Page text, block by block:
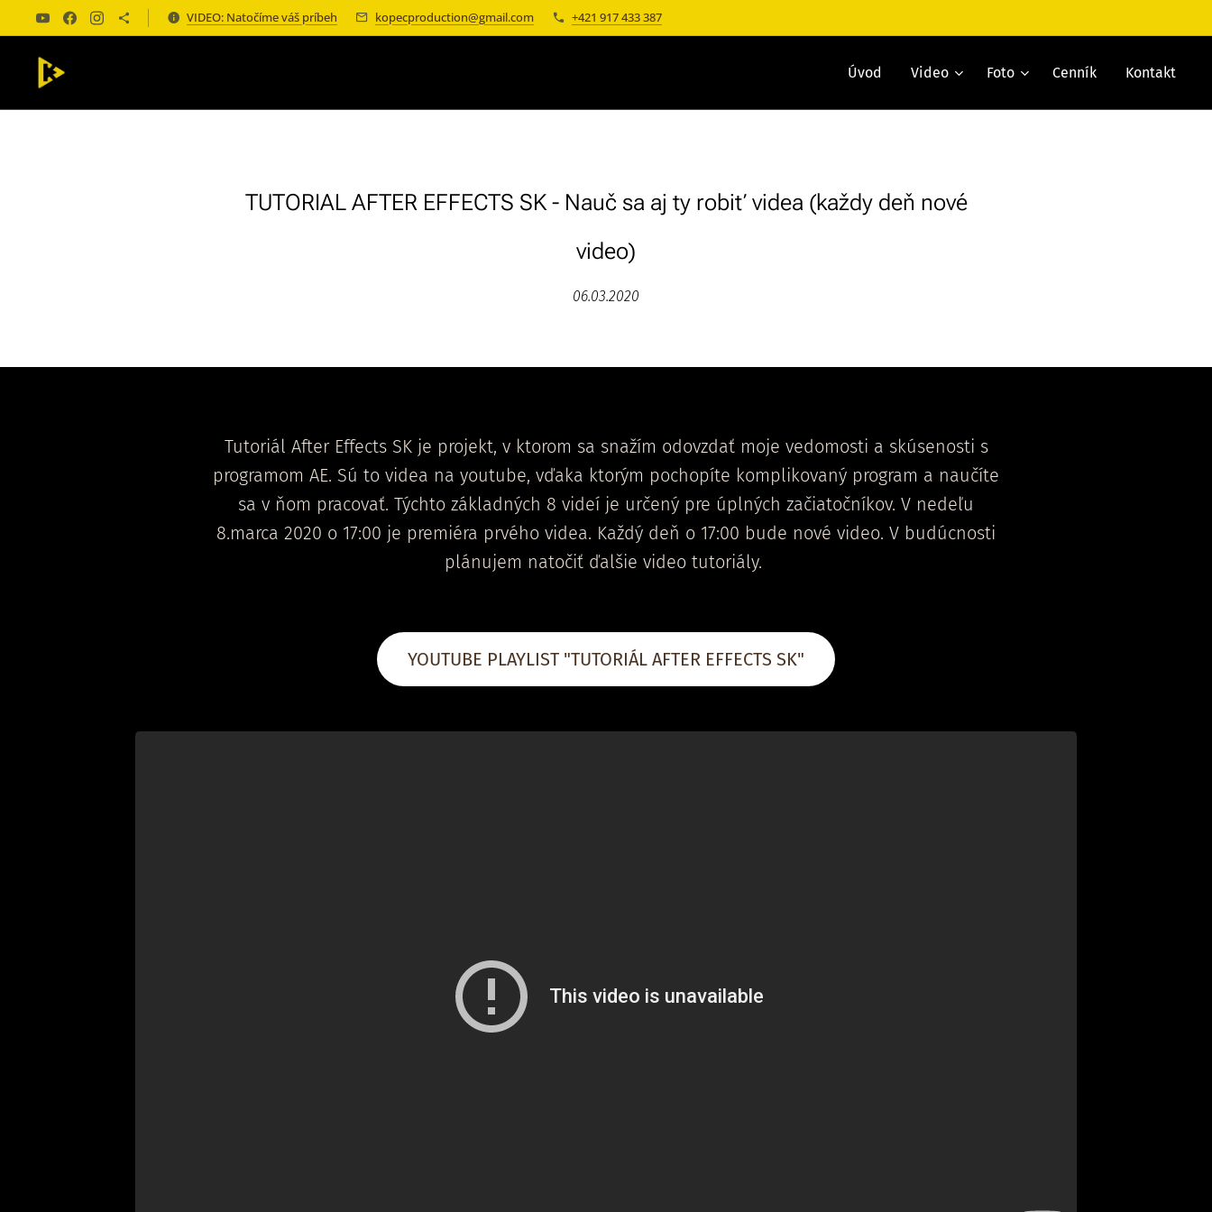
VIDEO: Natočíme váš príbeh kopecproduction@gmail.com +421 917 433 387
Úvod Video Foto Cenník Kontakt
TUTORIAL AFTER EFFECTS SK - Nauč sa aj ty robiť videa (každy deň nové
video)
06.03.2020
Tutoriál After Effects SK je projekt, v ktorom sa snažím odovzdať moje vedomosti a skúsenosti s
programom AE. Sú to videa na youtube, vďaka ktorým pochopíte komplikovaný program a naučíte
sa v ňom pracovať. Týchto základných 8 videí je určený pre úplných začiatočníkov. V nedeľu
8.marca 2020 o 17:00 je premiéra prvého videa. Každý deň o 17:00 bude nové video. V budúcnosti
plánujem natočiť ďalšie video tutoriály.
YOUTUBE PLAYLIST "TUTORIÁL AFTER EFFECTS SK"